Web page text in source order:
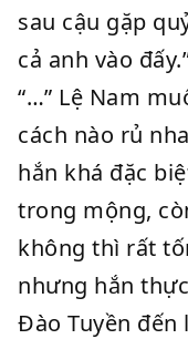
sau cậu gặp
cả anh vào
“…” Lệ Nam
cách nào rủ
hắn khá đặc
trong mộng,
không thì rất
nhưng hắn
Đào Tuyền